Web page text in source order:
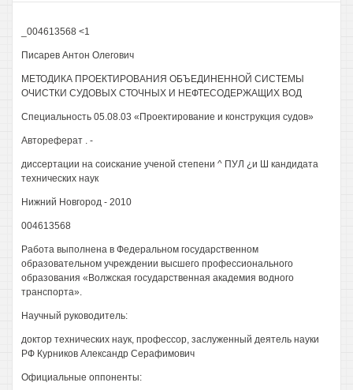
_004613568 <1
Писарев Антон Олегович
МЕТОДИКА ПРОЕКТИРОВАНИЯ ОБЪЕДИНЕННОЙ СИСТЕМЫ
ОЧИСТКИ СУДОВЫХ СТОЧНЫХ И НЕФТЕСОДЕРЖАЩИХ ВОД
Специальность 05.08.03 «Проектирование и конструкция судов»
Автореферат . -
диссертации на соискание ученой степени ^ ПУЛ ¿и Ш кандидата
технических наук
Нижний Новгород - 2010
004613568
Работа выполнена в Федеральном государственном
образовательном учреждении высшего профессионального
образования «Волжская государственная академия водного
транспорта».
Научный руководитель:
доктор технических наук, профессор, заслуженный деятель науки
РФ Курников Александр Серафимович
Официальные оппоненты: